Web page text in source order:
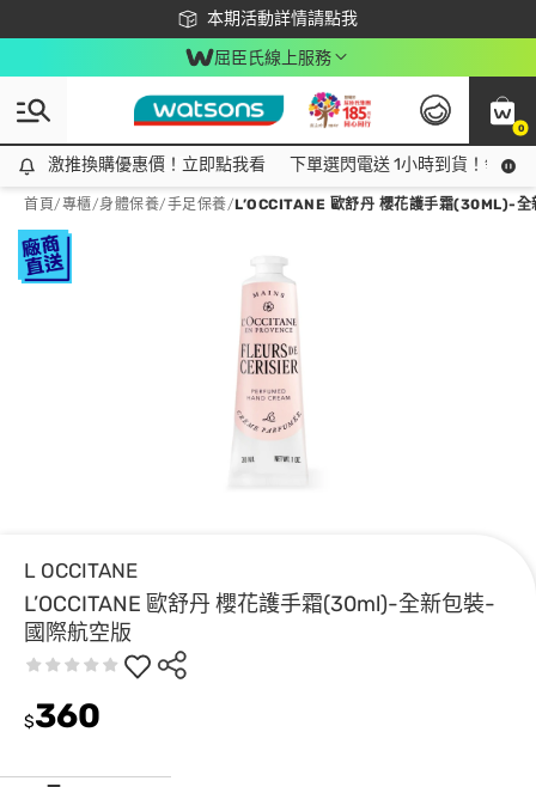
本期活動詳情請點我
下載app最高回饋$350
屈臣氏線上服務
0
激推換購優惠價！立即點我看
激推換購優惠價！立即點我看 下單選閃電送 1小時到貨！領神
首頁/專櫃/身體保養/手足保養/L’OCCITANE 歐舒丹 櫻花護手霜(30ML)-
L OCCITANE
L’OCCITANE 歐舒丹 櫻花護手霜(30ml)-全新包裝-
國際航空版
$360